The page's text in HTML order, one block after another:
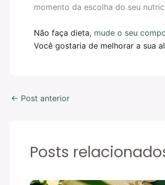
momento da escolha do seu
Não faça dieta, mude o seu
Você gostaria de melhorar a sua
← Post anterior
Posts